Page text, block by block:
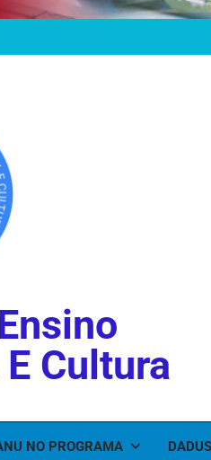
Cultura
NO PROGRAMA